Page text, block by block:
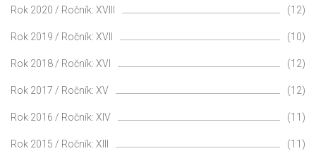
Rok 2020 / Ročník: XVIII (12)
Rok 2019 / Ročník: XVII (10)
Rok 2018 / Ročník: XVI (12)
Rok 2017 / Ročník: XV (12)
Rok 2016 / Ročník: XIV (11)
Rok 2015 / Ročník: XIII (11)